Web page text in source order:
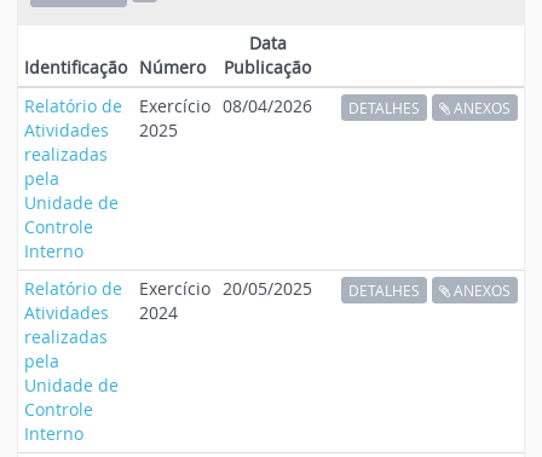
Identificação Número
Data
Publicação
Relatório de
Atividades
realizadas
pela
Unidade de
Controle
Interno
Exercício
2025
08/04/2026 DETALHES ANEXOS
Relatório de
Atividades
realizadas
pela
Unidade de
Controle
Interno
Exercício
2024
20/05/2025 DETALHES ANEXOS